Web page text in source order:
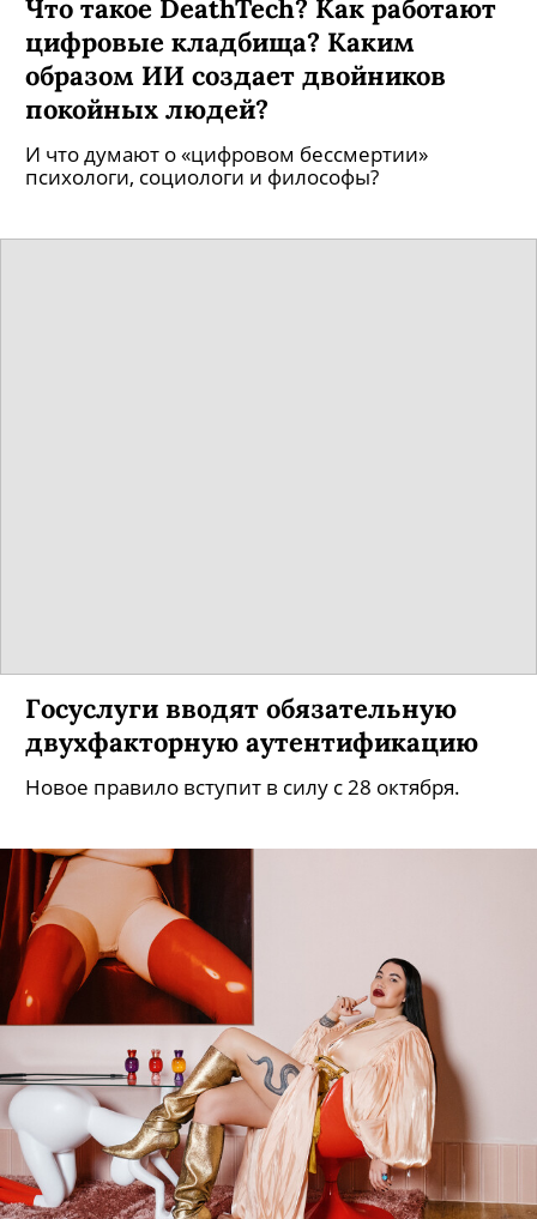
Что такое DeathTech? Как работают
цифровые кладбища? Каким
образом ИИ создает двойников
покойных людей?
И что думают о «цифровом бессмертии»
психологи, социологи и философы?
Госуслуги вводят обязательную
двухфакторную аутентификацию
Новое правило вступит в силу с 28 октября.